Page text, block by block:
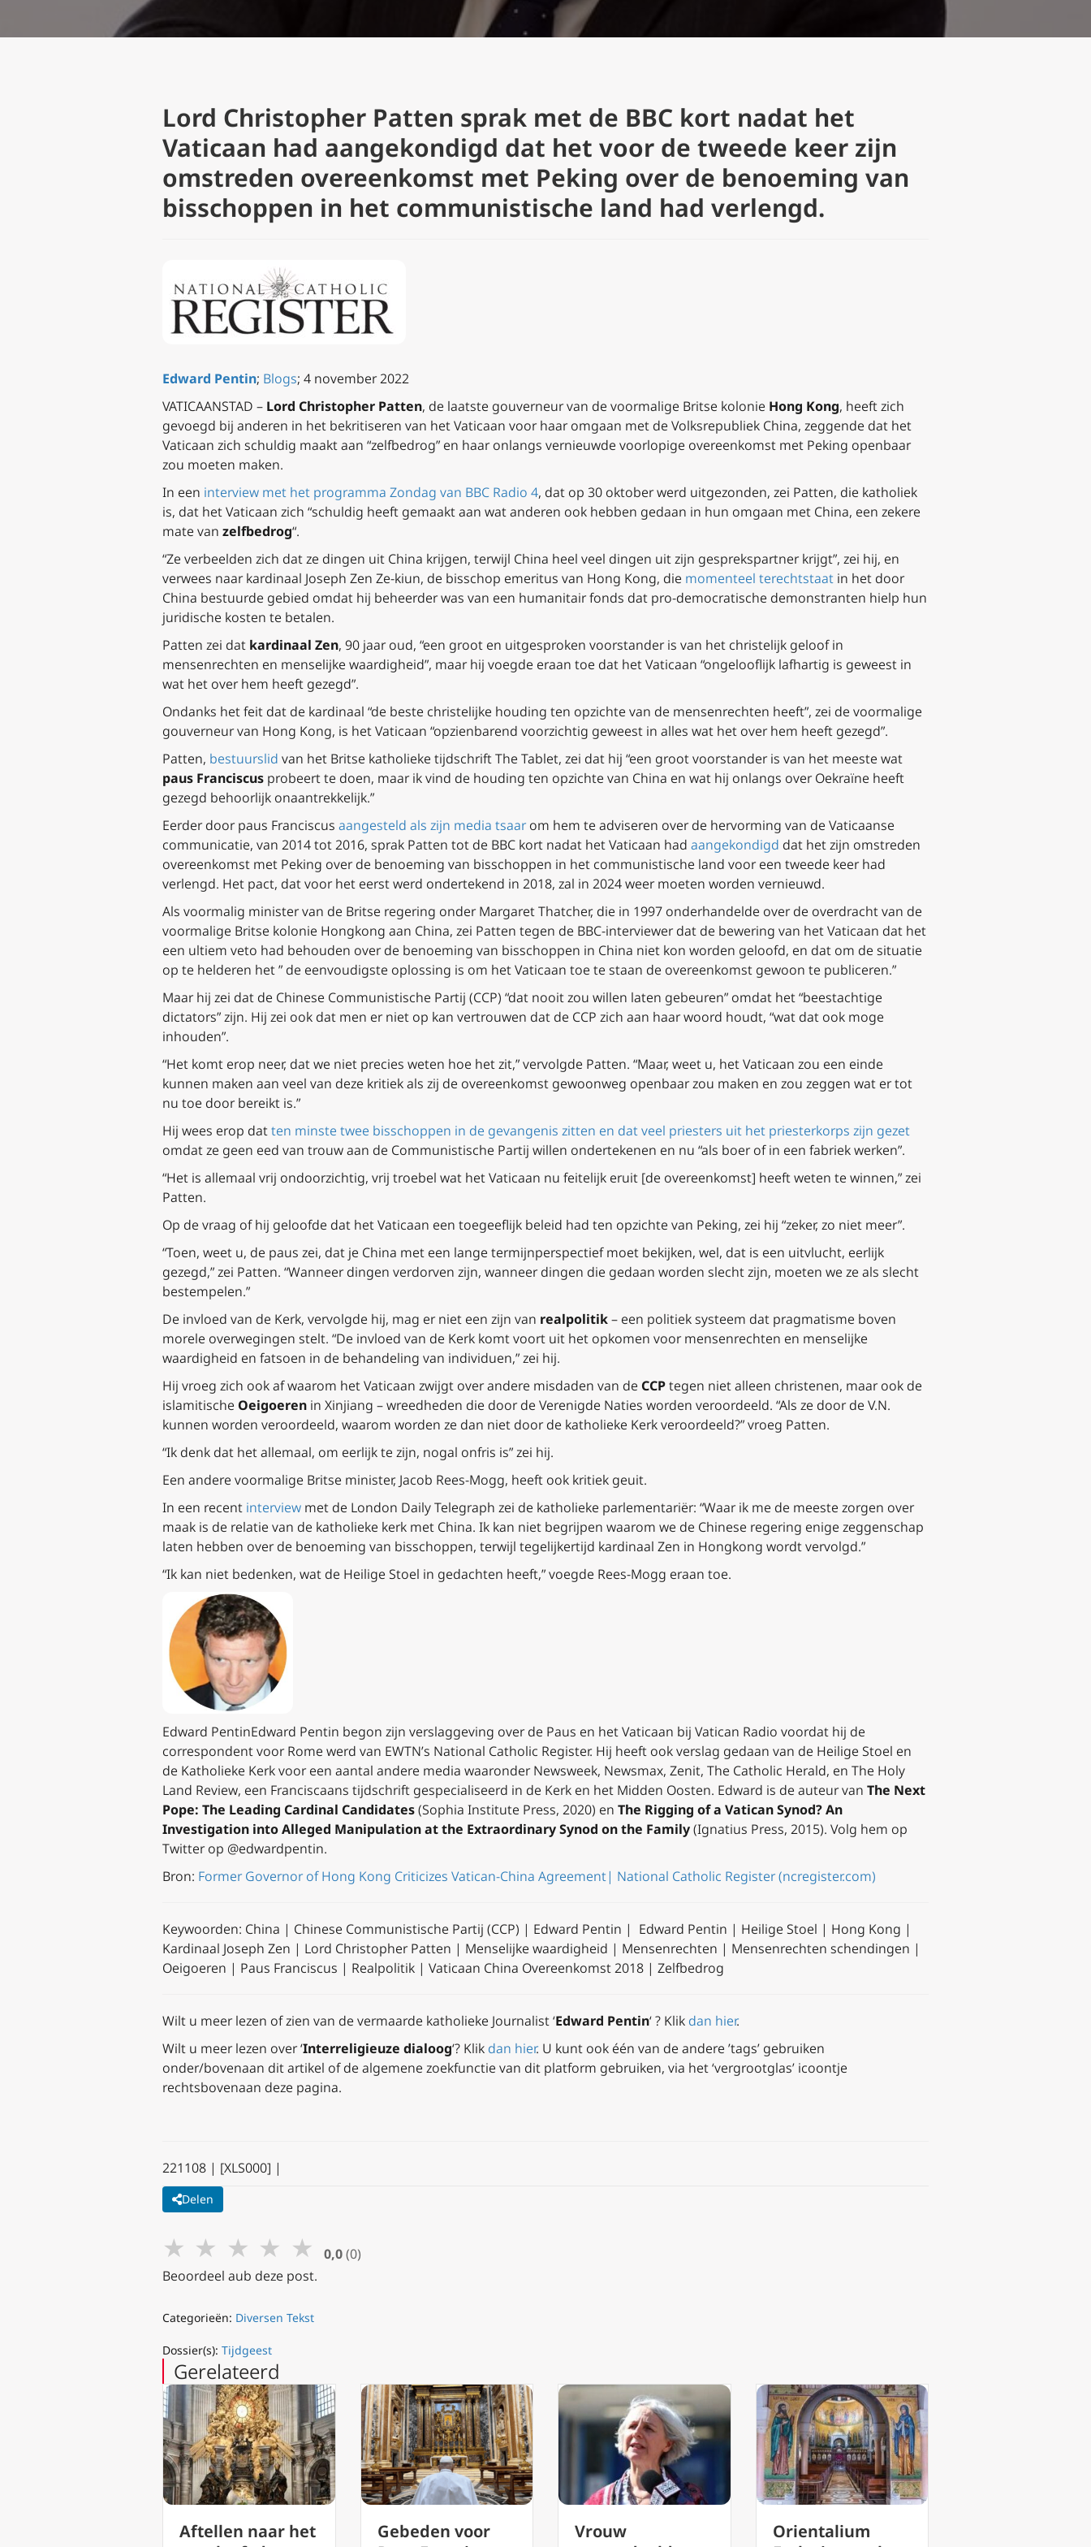
Lord Christopher Patten sprak met de BBC kort nadat het
Vaticaan had aangekondigd dat het voor de tweede keer zijn
omstreden overeenkomst met Peking over de benoeming van
bisschoppen in het communistische land had verlengd.
Edward Pentin; Blogs; 4 november 2022
VATICAANSTAD – Lord Christopher Patten, de laatste gouverneur van de voormalige Britse kolonie Hong Kong, heeft zich
gevoegd bij anderen in het bekritiseren van het Vaticaan voor haar omgaan met de Volksrepubliek China, zeggende dat het
Vaticaan zich schuldig maakt aan “zelfbedrog” en haar onlangs vernieuwde voorlopige overeenkomst met Peking openbaar
zou moeten maken.
In een interview met het programma Zondag van BBC Radio 4, dat op 30 oktober werd uitgezonden, zei Patten, die katholiek
is, dat het Vaticaan zich “schuldig heeft gemaakt aan wat anderen ook hebben gedaan in hun omgaan met China, een zekere
mate van zelfbedrog“.
“Ze verbeelden zich dat ze dingen uit China krijgen, terwijl China heel veel dingen uit zijn gesprekspartner krijgt”, zei hij, en
verwees naar kardinaal Joseph Zen Ze-kiun, de bisschop emeritus van Hong Kong, die momenteel terechtstaat in het door
China bestuurde gebied omdat hij beheerder was van een humanitair fonds dat pro-democratische demonstranten hielp hun
juridische kosten te betalen.
Patten zei dat kardinaal Zen, 90 jaar oud, “een groot en uitgesproken voorstander is van het christelijk geloof in
mensenrechten en menselijke waardigheid”, maar hij voegde eraan toe dat het Vaticaan “ongelooflijk lafhartig is geweest in
wat het over hem heeft gezegd”.
Ondanks het feit dat de kardinaal “de beste christelijke houding ten opzichte van de mensenrechten heeft”, zei de voormalige
gouverneur van Hong Kong, is het Vaticaan “opzienbarend voorzichtig geweest in alles wat het over hem heeft gezegd”.
Patten, bestuurslid van het Britse katholieke tijdschrift The Tablet, zei dat hij “een groot voorstander is van het meeste wat
paus Franciscus probeert te doen, maar ik vind de houding ten opzichte van China en wat hij onlangs over Oekraïne heeft
gezegd behoorlijk onaantrekkelijk.”
Eerder door paus Franciscus aangesteld als zijn media tsaar om hem te adviseren over de hervorming van de Vaticaanse
communicatie, van 2014 tot 2016, sprak Patten tot de BBC kort nadat het Vaticaan had aangekondigd dat het zijn omstreden
overeenkomst met Peking over de benoeming van bisschoppen in het communistische land voor een tweede keer had
verlengd. Het pact, dat voor het eerst werd ondertekend in 2018, zal in 2024 weer moeten worden vernieuwd.
Als voormalig minister van de Britse regering onder Margaret Thatcher, die in 1997 onderhandelde over de overdracht van de
voormalige Britse kolonie Hongkong aan China, zei Patten tegen de BBC-interviewer dat de bewering van het Vaticaan dat het
een ultiem veto had behouden over de benoeming van bisschoppen in China niet kon worden geloofd, en dat om de situatie
op te helderen het ” de eenvoudigste oplossing is om het Vaticaan toe te staan de overeenkomst gewoon te publiceren.”
Maar hij zei dat de Chinese Communistische Partij (CCP) “dat nooit zou willen laten gebeuren” omdat het “beestachtige
dictators” zijn. Hij zei ook dat men er niet op kan vertrouwen dat de CCP zich aan haar woord houdt, “wat dat ook moge
inhouden”.
“Het komt erop neer, dat we niet precies weten hoe het zit,” vervolgde Patten. “Maar, weet u, het Vaticaan zou een einde
kunnen maken aan veel van deze kritiek als zij de overeenkomst gewoonweg openbaar zou maken en zou zeggen wat er tot
nu toe door bereikt is.”
Hij wees erop datten minste twee bisschoppen in de gevangenis zitten en dat veel priesters uit het priesterkorps zijn gezet
omdat ze geen eed van trouw aan de Communistische Partij willen ondertekenen en nu “als boer of in een fabriek werken”.
“Het is allemaal vrij ondoorzichtig, vrij troebel wat het Vaticaan nu feitelijk eruit [de overeenkomst] heeft weten te winnen,” zei
Patten.
Op de vraag of hij geloofde dat het Vaticaan een toegeeflijk beleid had ten opzichte van Peking, zei hij “zeker, zo niet meer”.
“Toen, weet u, de paus zei, dat je China met een lange termijnperspectief moet bekijken, wel, dat is een uitvlucht, eerlijk
gezegd,” zei Patten. “Wanneer dingen verdorven zijn, wanneer dingen die gedaan worden slecht zijn, moeten we ze als slecht
bestempelen.”
De invloed van de Kerk, vervolgde hij, mag er niet een zijn van realpolitik– een politiek systeem dat pragmatisme boven
morele overwegingen stelt. “De invloed van de Kerk komt voort uit het opkomen voor mensenrechten en menselijke
waardigheid en fatsoen in de behandeling van individuen,” zei hij.
Hij vroeg zich ook af waarom het Vaticaan zwijgt over andere misdaden van de CCPtegen niet alleen christenen, maar ook de
islamitische Oeigoeren in Xinjiang – wreedheden die door de Verenigde Naties worden veroordeeld. “Als ze door de V.N.
kunnen worden veroordeeld, waarom worden ze dan niet door de katholieke Kerk veroordeeld?” vroeg Patten.
“Ik denk dat het allemaal, om eerlijk te zijn, nogal onfris is” zei hij.
Een andere voormalige Britse minister, Jacob Rees-Mogg, heeft ook kritiek geuit.
In een recent interview met de London Daily Telegraph zei de katholieke parlementariër: “Waar ik me de meeste zorgen over
maak is de relatie van de katholieke kerk met China. Ik kan niet begrijpen waarom we de Chinese regering enige zeggenschap
laten hebben over de benoeming van bisschoppen, terwijl tegelijkertijd kardinaal Zen in Hongkong wordt vervolgd.”
“Ik kan niet bedenken, wat de Heilige Stoel in gedachten heeft,” voegde Rees-Mogg eraan toe.
Edward PentinEdward Pentin begon zijn verslaggeving over de Paus en het Vaticaan bij Vatican Radio voordat hij de
correspondent voor Rome werd van EWTN’s National Catholic Register. Hij heeft ook verslag gedaan van de Heilige Stoel en
de Katholieke Kerk voor een aantal andere media waaronderNewsweek, Newsmax, Zenit, The Catholic Herald, en The Holy
Land Review, een Franciscaans tijdschrift gespecialiseerd in de Kerk en het Midden Oosten. Edward is de auteur van The Next
Pope: The Leading Cardinal Candidates(Sophia Institute Press, 2020) en The Rigging of a Vatican Synod? An
Investigation into Alleged Manipulation at the Extraordinary Synod on the Family(Ignatius Press, 2015). Volg hem op
Twitter op @edwardpentin.
Bron: Former Governor of Hong Kong Criticizes Vatican-China Agreement| National Catholic Register (ncregister.com)
Keywoorden: China | Chinese Communistische Partij (CCP) | Edward Pentin | Edward Pentin | Heilige Stoel | Hong Kong |
Kardinaal Joseph Zen | Lord Christopher Patten | Menselijke waardigheid | Mensenrechten | Mensenrechten schendingen |
Oeigoeren | Paus Franciscus | Realpolitik | Vaticaan China Overeenkomst 2018 | Zelfbedrog
Wilt u meer lezen of zien van de vermaarde katholieke Journalist ‘Edward Pentin‘ ? Klik dan hier.
Wilt u meer lezen over ‘Interreligieuze dialoog‘? Klik dan hier. U kunt ook één van de andere ’tags’ gebruiken
onder/bovenaan dit artikel of de algemene zoekfunctie van dit platform gebruiken, via het ‘vergrootglas’ icoontje
rechtsbovenaan deze pagina.
221108 | [XLS000] |
Delen
★ ★ ★ ★ ★ 0,0 (0)
Beoordeel aub deze post.
Categorieën: Diversen Tekst
Dossier(s): Tijdgeest
Gerelateerd
Gebeden voor
Vrouw
Orientalium
Nieuwe biografie